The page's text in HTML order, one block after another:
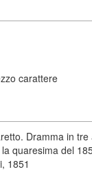
carattere
Dramma in
quaresima del
1851